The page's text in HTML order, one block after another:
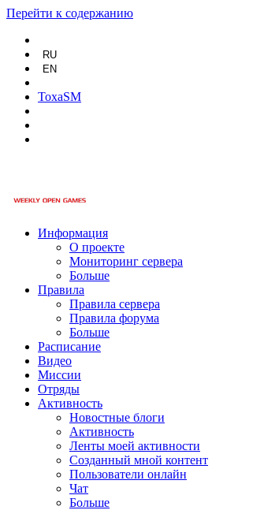
Перейти к содержанию
RU
EN
ToxaSM
Информация
О проекте
Мониторинг сервера
Больше
Правила
Правила сервера
Правила форума
Больше
Расписание
Видео
Миссии
Отряды
Активность
Новостные блоги
Активность
Ленты моей активности
Созданный мной контент
Пользователи онлайн
Чат
Больше